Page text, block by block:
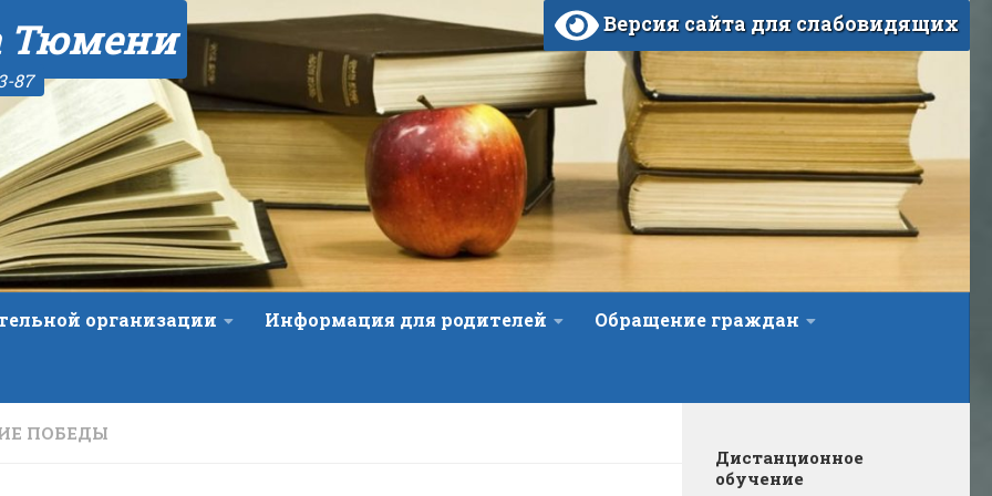
Тюмени
87
Версия сайта для слабовидящих
организации Информация для родителей Обращение граждан
ПОБЕДЫ
Дистанционное
обучение